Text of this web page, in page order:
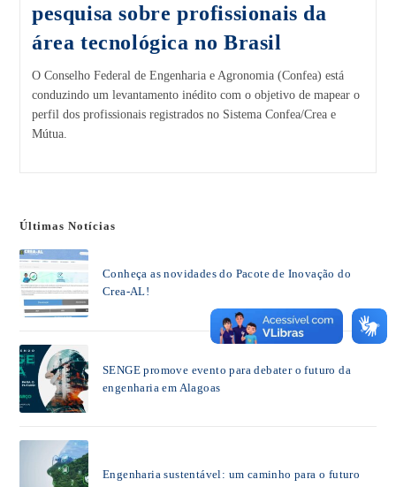
pesquisa sobre profissionais da
área tecnológica no Brasil
O Conselho Federal de Engenharia e Agronomia (Confea) está
conduzindo um levantamento inédito com o objetivo de mapear o
perfil dos profissionais registrados no Sistema Confea/Crea e
Mútua.
Últimas Notícias
Conheça as novidades do Pacote de Inovação do
Crea-AL!
SENGE promove evento para debater o futuro da
engenharia em Alagoas
Engenharia sustentável: um caminho para o futuro